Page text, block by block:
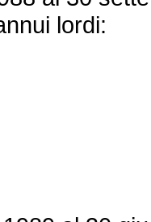
lordi: